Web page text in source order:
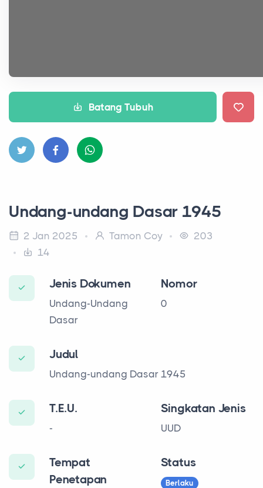
Batang Tubuh
Undang-undang Dasar 1945
2 Jan 2025 Tamon Coy
203
14
Jenis Dokumen
Undang-Undang
Dasar
Nomor
0
Judul
Undang-undang Dasar 1945
T.E.U.
-
Singkatan Jenis
UUD
Tempat
Penetapan
Status
Berlaku